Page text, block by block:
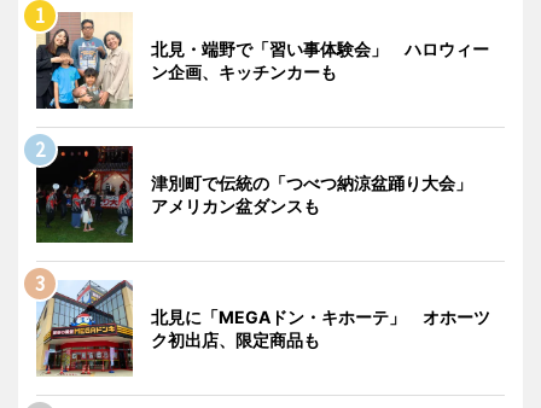
北見・端野で「習い事体験会」 ハロウィー
ン企画、キッチンカーも
津別町で伝統の「つべつ納涼盆踊り大会」
アメリカン盆ダンスも
北見に「MEGAドン・キホーテ」 オホーツ
ク初出店、限定商品も